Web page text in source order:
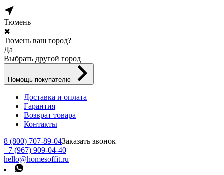
Тюмень
✖
Тюмень ваш город?
Да
Выбрать другой город
Помощь покупателю
Доставка и оплата
Гарантия
Возврат товара
Контакты
8 (800) 707-89-04Заказать звонок
+7 (967) 909-04-40
hello@homesoffit.ru